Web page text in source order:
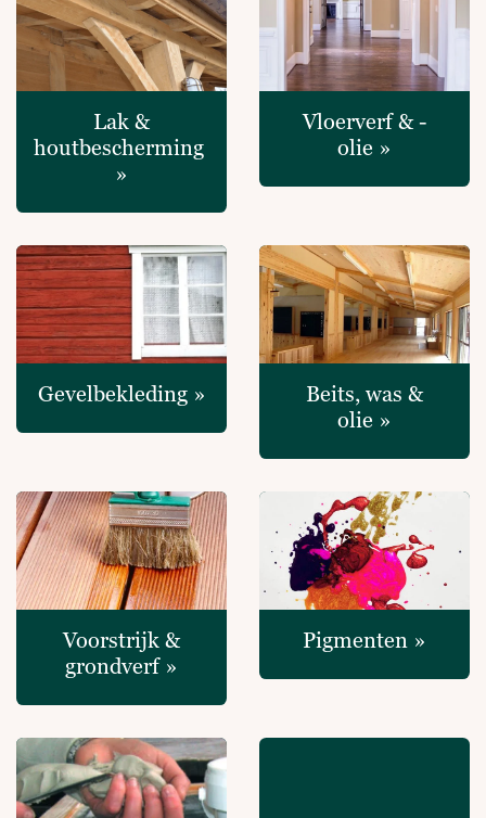
Lak &
houtbescherming
»
Vloerverf & -
olie »
Gevelbekleding »
Beits, was &
olie »
Voorstrijk &
grondverf »
Pigmenten »